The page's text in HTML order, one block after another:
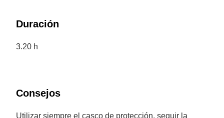
Duración
3.20 h
Consejos
Utilizar siempre el casco de protección, seguir la